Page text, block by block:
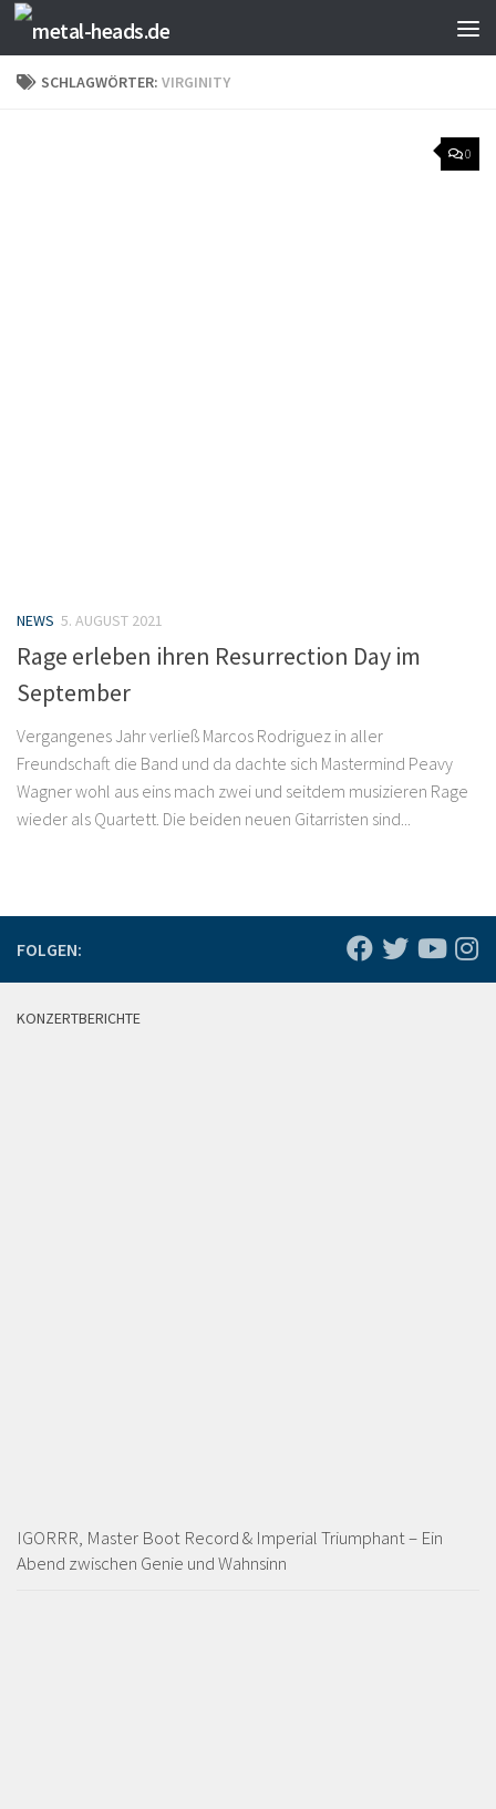
Zum Inhalt springen
SCHLAGWÖRTER: VIRGINITY
0
NEWS 5. AUGUST 2021
Rage erleben ihren Resurrection Day im
September
Vergangenes Jahr verließ Marcos Rodriguez in aller
Freundschaft die Band und da dachte sich Mastermind Peavy
Wagner wohl aus eins mach zwei und seitdem musizieren Rage
wieder als Quartett. Die beiden neuen Gitarristen sind...
FOLGEN:
KONZERTBERICHTE
IGORRR, Master Boot Record & Imperial Triumphant – Ein
Abend zwischen Genie und Wahnsinn